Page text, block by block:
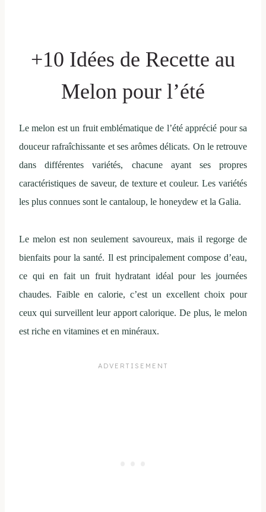
+10 Idées de Recette au
Melon pour l’été
Le melon est un fruit emblématique de l’été apprécié pour sa
douceur rafraîchissante et ses arômes délicats. On le retrouve
dans différentes variétés, chacune ayant ses propres
caractéristiques de saveur, de texture et couleur. Les variétés
les plus connues sont le cantaloup, le honeydew et la Galia.
Le melon est non seulement savoureux, mais il regorge de
bienfaits pour la santé. Il est principalement compose d’eau,
ce qui en fait un fruit hydratant idéal pour les journées
chaudes. Faible en calorie, c’est un excellent choix pour
ceux qui surveillent leur apport calorique. De plus, le melon
est riche en vitamines et en minéraux.